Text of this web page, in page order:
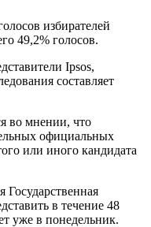
избирателей
49,2% голосов.
Ipsos,
составляет
во мнении, что
официальных
или иного кандидата
в течение 48
уже в понедельник.